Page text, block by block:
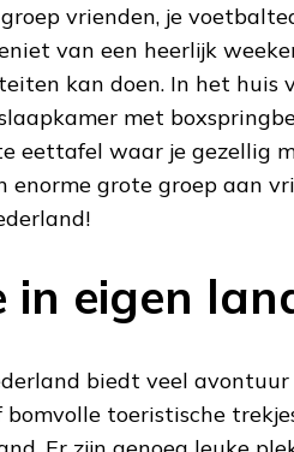
vrienden, je
van een heerlijk
kan doen. In het huis
met
eettafel waar je gezellig
enorme grote groep aan
in eigen
biedt veel avontuur
toeristische